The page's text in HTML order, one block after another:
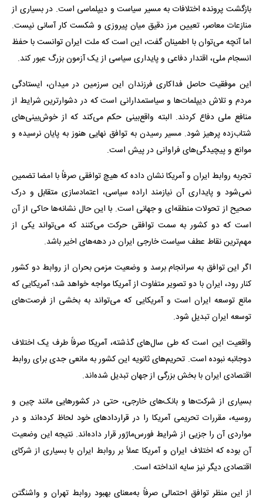
بازگشت پرونده اختلافات به مسیر سیاست و دیپلماسی است. در بسیاری از
منازعات معاصر، تعیین مرز دقیق میان پیروزی و شکست کار آسانی نیست.
اما آنچه می‌توان با اطمینان گفت، این است که ملت ایران توانست با حفظ
انسجام ملی، اقتدار دفاعی و پایداری سیاسی از یک آزمون بزرگ عبور کند.
این موفقیت حاصل فداکاری فرزندان این سرزمین در میدان، ایستادگی
مردم و تلاش دیپلمات‌ها و سیاستمدارانی است که در دشوارترین شرایط از
منافع ملی دفاع کردند. البته واقع‌بینی حکم می‌کند که از خوش‌بینی‌های
شتاب‌زده پرهیز شود. مسیر رسیدن به توافق نهایی هنوز به پایان نرسیده و
موانع و پیچیدگی‌های فراوانی در پیش است.
تجربه روابط ایران و آمریکا نشان داده که هیچ توافقی صرفاً با امضا تضمین
نمی‌شود و پایداری آن نیازمند اراده سیاسی، اعتمادسازی متقابل و درک
صحیح از تحولات منطقه‌ای و جهانی است. با این ‌حال نشانه‌ها حاکی از آن
است که دو کشور به سمت توافقی حرکت می‌کنند که می‌تواند یکی از
مهم‌ترین نقاط عطف سیاست خارجی ایران در دهه‌های اخیر باشد.
اگر این توافق به سرانجام برسد و وضعیت مزمن بحران از روابط دو کشور
کنار رود، ایران با دو تصویر متفاوت از آمریکا مواجه خواهد شد؛ آمریکایی که
مانع توسعه ایران است و آمریکایی که می‌تواند به بخشی از فرصت‌های
توسعه ایران تبدیل شود.
واقعیت این است که طی سال‌های گذشته، آمریکا صرفاً طرف یک اختلاف
دوجانبه نبوده است. تحریم‌های ثانویه این کشور به مانعی جدی برای روابط
اقتصادی ایران با بخش بزرگی از جهان تبدیل شده‌اند.
بسیاری از شرکت‌ها و بانک‌های خارجی، حتی در کشورهایی مانند چین و
روسیه، مقررات تحریمی آمریکا را در قراردادهای خود لحاظ کرده‌اند و در
مواردی آن را جزیی از شرایط فورس‌ماژور قرار داده‌اند. نتیجه این وضعیت
آن بوده که اختلاف ایران و آمریکا عملاً بر روابط ایران با بسیاری از شرکای
اقتصادی دیگر نیز سایه انداخته است.
از این منظر توافق احتمالی صرفاً به‌معنای بهبود روابط تهران و واشنگتن